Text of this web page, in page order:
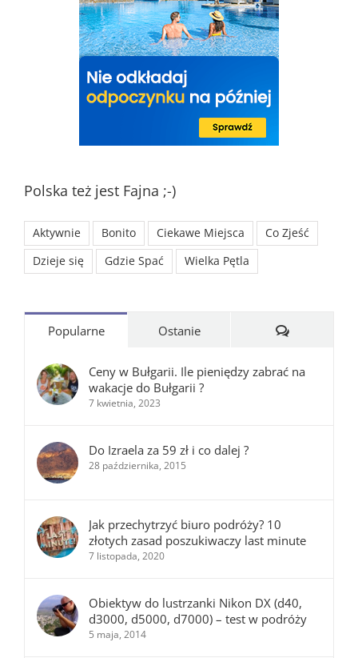
Polska też jest Fajna ;-)
Aktywnie Bonito Ciekawe Miejsca
Co Zjeść
Dzieje się
Gdzie Spać Wielka Pętla
Popularne Ostanie Komentarze
Ceny w Bułgarii. Ile pieniędzy zabrać na
wakacje do Bułgarii ?
7 kwietnia, 2023
Do Izraela za 59 zł i co dalej ?
28 października, 2015
Jak przechytrzyć biuro podróży? 10
złotych zasad poszukiwaczy last minute
7 listopada, 2020
Obiektyw do lustrzanki Nikon DX (d40,
d3000, d5000, d7000) – test w podróży
5 maja, 2014